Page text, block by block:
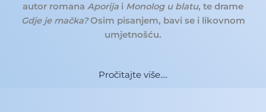
autor romana Aporija i Monolog u blatu, te drame
Gdje je mačka?Osim pisanjem, bavi se i likovnom
umjetnošću.
Pročitajte više....